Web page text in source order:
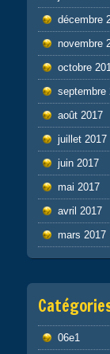
décembre
novembre
octobre
septembre
août 2017
juillet 2017
juin 2017
mai 2017
avril 2017
mars 2017
06e1